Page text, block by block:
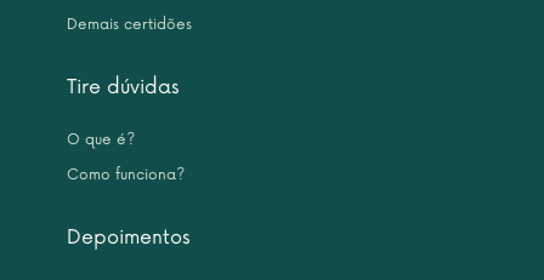
Demais certidões
Tire dúvidas
O que é?
Como funciona?
Depoimentos